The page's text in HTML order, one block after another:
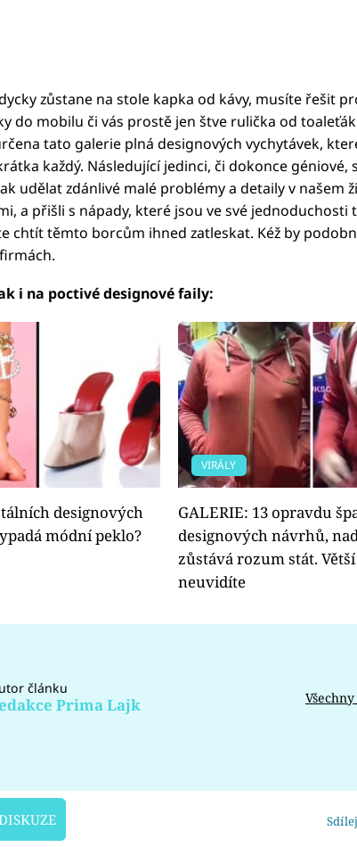
zůstane na stole kapka od kávy, musíte řešit
do mobilu či vás prostě jen štve rulička od
tato galerie plná designových vychytávek,
každý. Následující jedinci, či dokonce géniové,
udělat zdánlivé malé problémy a detaily v našem
a přišli s nápady, které jsou ve své jednoduchosti
chtít těmto borcům ihned zatleskat. Kéž by
i na poctivé designové faily:
designových
módní peklo?
VIRÁLY
GALERIE: 13 opravdu
designových návrhů,
zůstává rozum stát.
neuvidíte
článku
Prima Lajk